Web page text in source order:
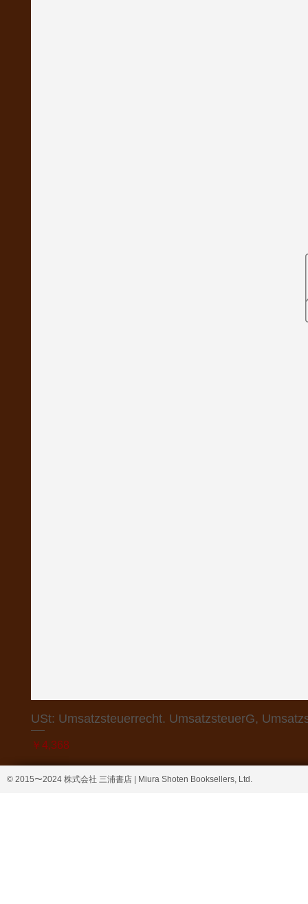
USt: Umsatzsteuerrecht. UmsatzsteuerG,
価格
￥4,368
© 2015〜2024 株式会社 三浦書店 | Miura Shoten Booksellers, Ltd.